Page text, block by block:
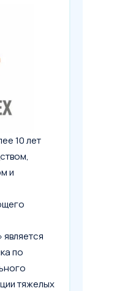
10 лет
и
по
тяжелых